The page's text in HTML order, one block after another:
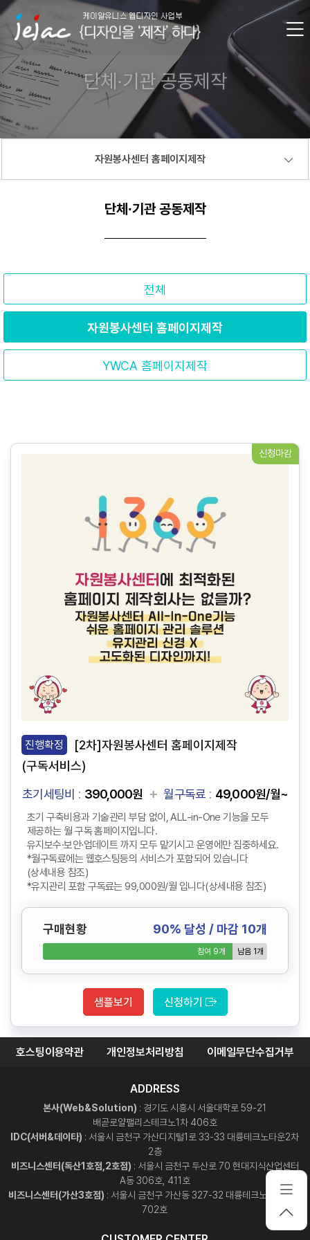
단체∙기관 공동제작
자원봉사센터 홈페이지제작
단체∙기관 공동제작
전체
자원봉사센터 홈페이지제작
YWCA 홈페이지제작
신청마감
진행확정
[2차]자원봉사센터 홈페이지제작
(구독서비스)
초기세팅비
390,000원 + 월구독료 49,000원/월~
초기 구축비용과 기술관리 부담 없이, ALL-in-One 기능을 모두
제공하는 월 구독 홈페이지입니다.
유지보수·보안·업데이트 까지 모두 맡기시고 운영에만 집중하세요.
*월구독료에는 웹호스팅등의 서비스가 포함되어 있습니다
(상세내용 참조)
*유지관리 포함 구독료는 99,000원/월 입니다(상세내용 참조)
구매현황 90% 달성 / 마감 10개
참여 9개 남음 1개
샘플보기 신청하기
호스팅이용약관 개인정보처리방침 이메일무단수집거부
ADDRESS
본사(Web&Solution) : 경기도 시흥시 서울대학로 59-21
배곧로얄팰리스테크노1차 406호
IDC(서버&데이타) : 서울시 금천구 가산디지털1로 33-33 대륭테크노타운2차
2층
비즈니스센터(독산1호점,2호점) : 서울시 금천구 두산로 70 현대지식산업센터
A동 306호, 411호
비즈니스센터(가산3호점) : 서울시 금천구 가산동 327-32 대륭테크노타운12차
702호